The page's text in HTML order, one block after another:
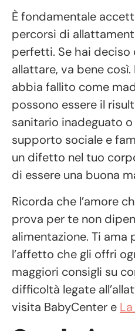
È fondamentale
percorsi di
perfetti. Se hai
allattare, va bene
abbia fallito come
possono essere il
sanitario inadeguato
supporto sociale e
un difetto nel tuo
di essere una buona
Ricorda che l’amore
prova per te non
alimentazione. Ti ama
l’affetto che gli offri
maggiori consigli su
difficoltà legate
visita BabyCenter e